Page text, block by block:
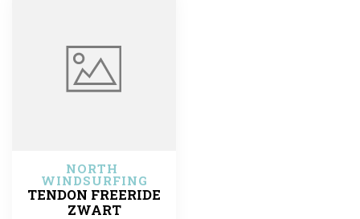
NORTH
WINDSURFING
TENDON FREERIDE
ZWART